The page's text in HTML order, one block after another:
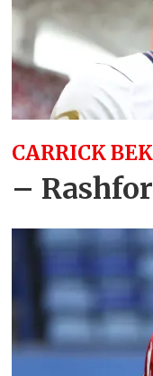
CARRICK
–